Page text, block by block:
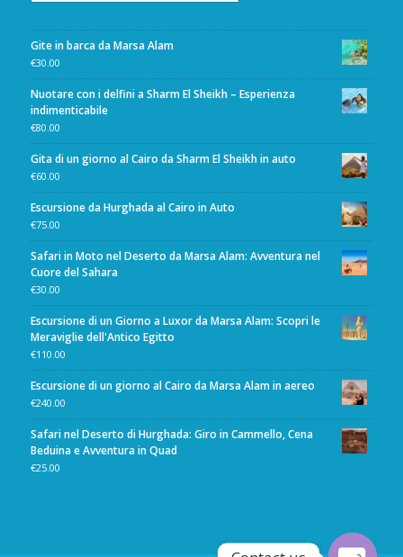
Gite in barca da Marsa Alam
€30.00
Nuotare con i delfini a Sharm El Sheikh – Esperienza
indimenticabile
€80.00
Gita di un giorno al Cairo da Sharm El Sheikh in auto
€60.00
Escursione da Hurghada al Cairo in Auto
€75.00
Safari in Moto nel Deserto da Marsa Alam: Avventura nel
Cuore del Sahara
€30.00
Escursione di un Giorno a Luxor da Marsa Alam: Scopri le
Meraviglie dell'Antico Egitto
€110.00
Escursione di un giorno al Cairo da Marsa Alam in aereo
€240.00
Safari nel Deserto di Hurghada: Giro in Cammello, Cena
Beduina e Avventura in Quad
€25.00